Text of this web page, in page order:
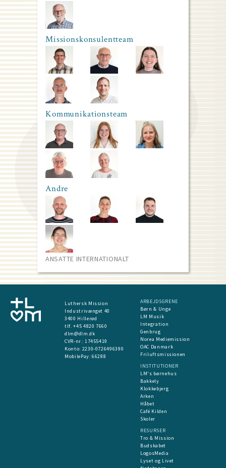
Missionskonsulentteam
Kommunikationsteam
Andre
ANSATTE INTERNATIONALT
Luthersk Mission
Industrivænget 40
3400 Hillerød
tlf. +45 4820 7660
dlm@dlm.dk
CVR-nr.: 17455419
​Konto: 2230-0726496390
MobilePay:66288
ARBEJDSGRENE
Børn & Unge
LM Musik
Integration
Genbrug
Norea Mediemission
OAC Danmark
Friluftsmissionen
INSTITUTIONER
LM's børnehus
Bakkely
Klokkebjerg
Arken
Håbet
Café Kilden
Skoler
RESURSER
Tro & Mission
Budskabet
LogosMedia
Lyset og Livet